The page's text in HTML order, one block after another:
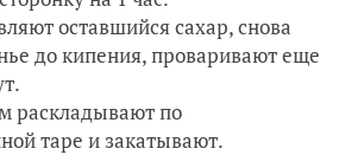
оставшийся сахар, снова
до кипения, проваривают еще
раскладывают по
таре и закатывают.